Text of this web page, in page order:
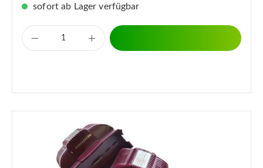
sofort ab Lager verfügbar